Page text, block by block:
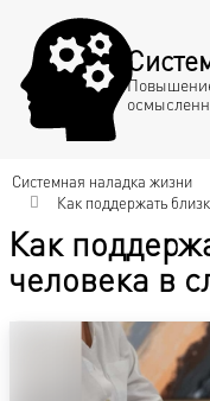
Системная наладка жизни
Как поддержать
Как
человека в